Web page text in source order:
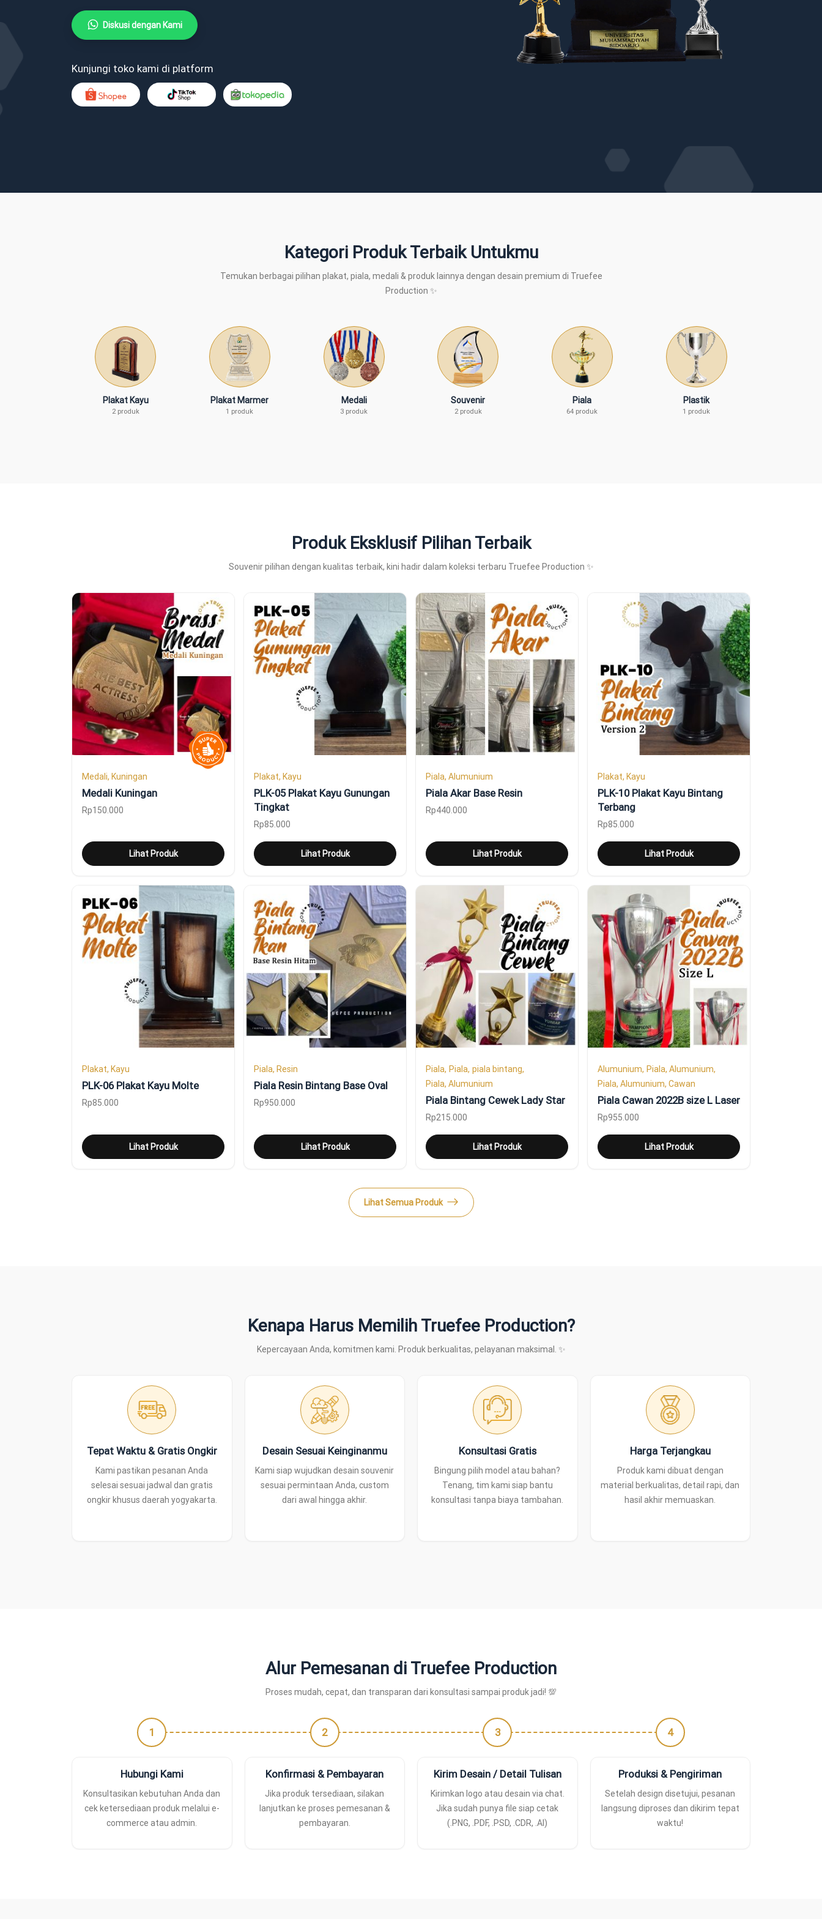
Diskusi dengan Kami
Kunjungi toko kami di platform
Kategori Produk Terbaik Untukmu
Temukan berbagai pilihan plakat, piala, medali & produk lainnya dengan desain premium di Truefee
Production ✨
Plakat Kayu
2 produk
Plakat Marmer
1 produk
Medali
3 produk
Souvenir
2 produk
Piala
64 produk
Plastik
1 produk
Produk Eksklusif Pilihan Terbaik
Souvenir pilihan dengan kualitas terbaik, kini hadir dalam koleksi terbaru Truefee Production ✨
Medali, Kuningan
Medali Kuningan
Rp150.000
Lihat Produk
Plakat, Kayu
PLK-05 Plakat Kayu Gunungan
Tingkat
Rp85.000
Lihat Produk
Piala, Alumunium
Piala Akar Base Resin
Rp440.000
Lihat Produk
Plakat, Kayu
PLK-10 Plakat Kayu Bintang
Terbang
Rp85.000
Lihat Produk
Plakat, Kayu
PLK-06 Plakat Kayu Molte
Rp85.000
Lihat Produk
Piala, Resin
Piala Resin Bintang Base Oval
Rp950.000
Lihat Produk
Piala Piala piala bintang
Piala, Alumunium
Piala Bintang Cewek Lady Star
Rp215.000
Lihat Produk
Alumunium
Piala, Alumunium
Piala, Alumunium, Cawan
Piala Cawan 2022B size L Laser
Rp955.000
Lihat Produk
Lihat Semua Produk
Kenapa Harus Memilih Truefee Production?
Kepercayaan Anda, komitmen kami. Produk berkualitas, pelayanan maksimal. ✨
Tepat Waktu & Gratis Ongkir
Kami pastikan pesanan Anda
selesai sesuai jadwal dan gratis
ongkir khusus daerah yogyakarta.
Desain Sesuai Keinginanmu
Kami siap wujudkan desain souvenir
sesuai permintaan Anda, custom
dari awal hingga akhir.
Konsultasi Gratis
Bingung pilih model atau bahan?
Tenang, tim kami siap bantu
konsultasi tanpa biaya tambahan.
Harga Terjangkau
Produk kami dibuat dengan
material berkualitas, detail rapi, dan
hasil akhir memuaskan.
Alur Pemesanan di Truefee Production
Proses mudah, cepat, dan transparan dari konsultasi sampai produk jadi! 💯
1
Hubungi Kami
Konsultasikan kebutuhan Anda dan
cek ketersediaan produk melalui e-
commerce atau admin.
2
Konfirmasi & Pembayaran
Jika produk tersediaan, silakan
lanjutkan ke proses pemesanan &
pembayaran.
3
Kirim Desain / Detail Tulisan
Kirimkan logo atau desain via chat.
Jika sudah punya file siap cetak
(.PNG, .PDF, .PSD, .CDR, .AI)
4
Produksi & Pengiriman
Setelah design disetujui, pesanan
langsung diproses dan dikirim tepat
waktu!